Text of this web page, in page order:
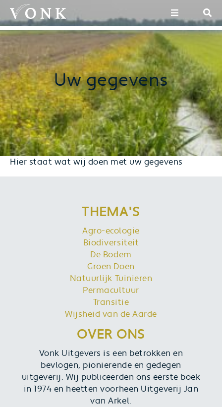
Uw gegevens
Hier staat wat wij doen met uw gegevens
THEMA'S
Agro-ecologie
Biodiversiteit
De Bodem
Groen Doen
Natuurlijk Tuinieren
Permacultuur
Transitie
Wijsheid van de Aarde
OVER ONS
Vonk Uitgevers is een betrokken en
bevlogen, pionierende en gedegen
uitgeverij. Wij publiceerden ons eerste boek
in 1974 en heetten voorheen Uitgeverij Jan
van Arkel.